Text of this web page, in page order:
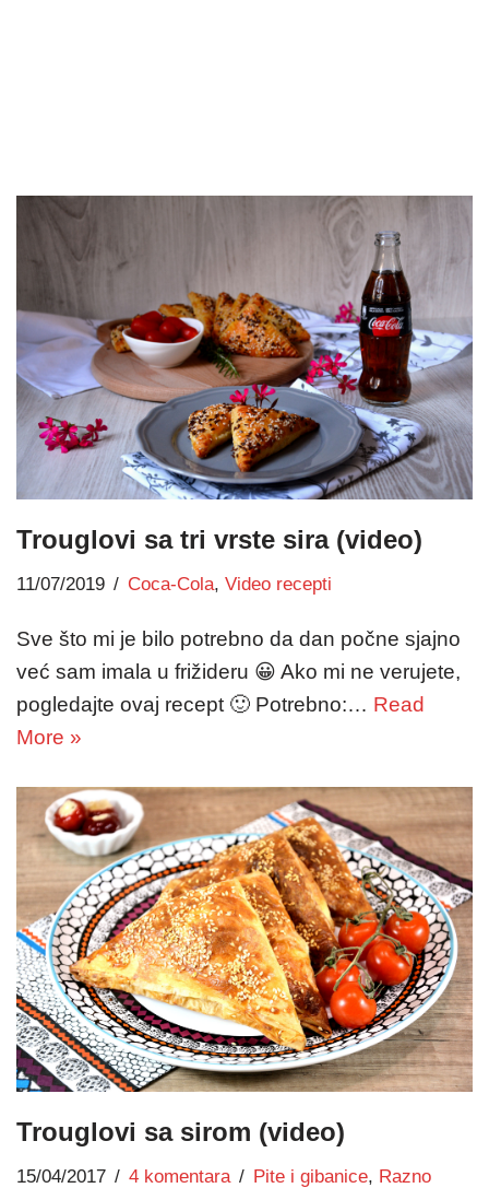
Trouglovi sa tri vrste sira (video)
11/07/2019 Coca-Cola, Video recepti
Sve što mi je bilo potrebno da dan počne sjajno
već sam imala u frižideru 😀 Ako mi ne verujete,
pogledajte ovaj recept 🙂 Potrebno:… Read
More »
Trouglovi sa sirom (video)
15/04/2017 4 komentara Pite i gibanice, Razno